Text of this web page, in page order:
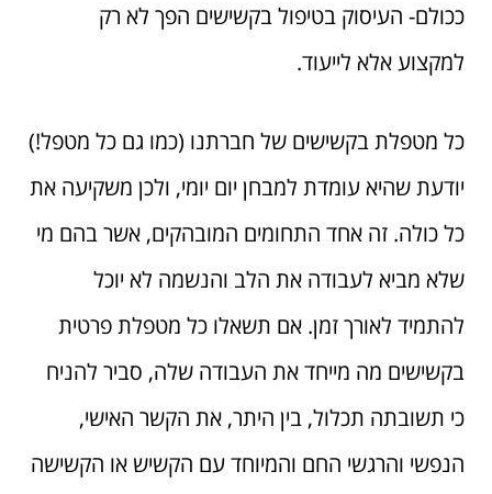
ככולם- העיסוק בטיפול בקשישים הפך לא רק
למקצוע אלא לייעוד.
כל מטפלת בקשישים של חברתנו (כמו גם כל מטפל!)
יודעת שהיא עומדת למבחן יום יומי, ולכן משקיעה את
כל כולה. זה אחד התחומים המובהקים, אשר בהם מי
שלא מביא לעבודה את הלב והנשמה לא יוכל
להתמיד לאורך זמן. אם תשאלו כל מטפלת פרטית
בקשישים מה מייחד את העבודה שלה, סביר להניח
כי תשובתה תכלול, בין היתר, את הקשר האישי,
הנפשי והרגשי החם והמיוחד עם הקשיש או הקשישה